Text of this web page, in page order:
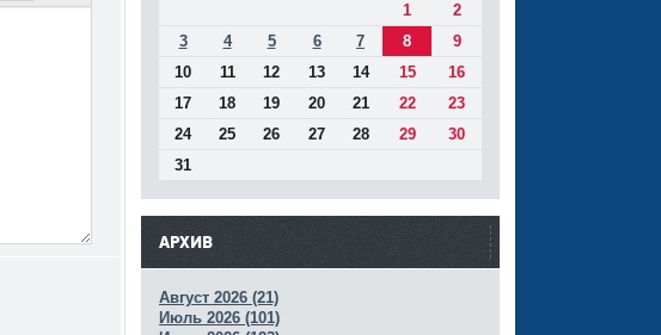
1
2
3
4 5 6 7 8
9
10
11 12 13 14 15
16
17
18 19 20 21 22
23
24
25 26 27 28 29
30
31
АРХИВ
Август 2026 (21)
Июль 2026 (101)